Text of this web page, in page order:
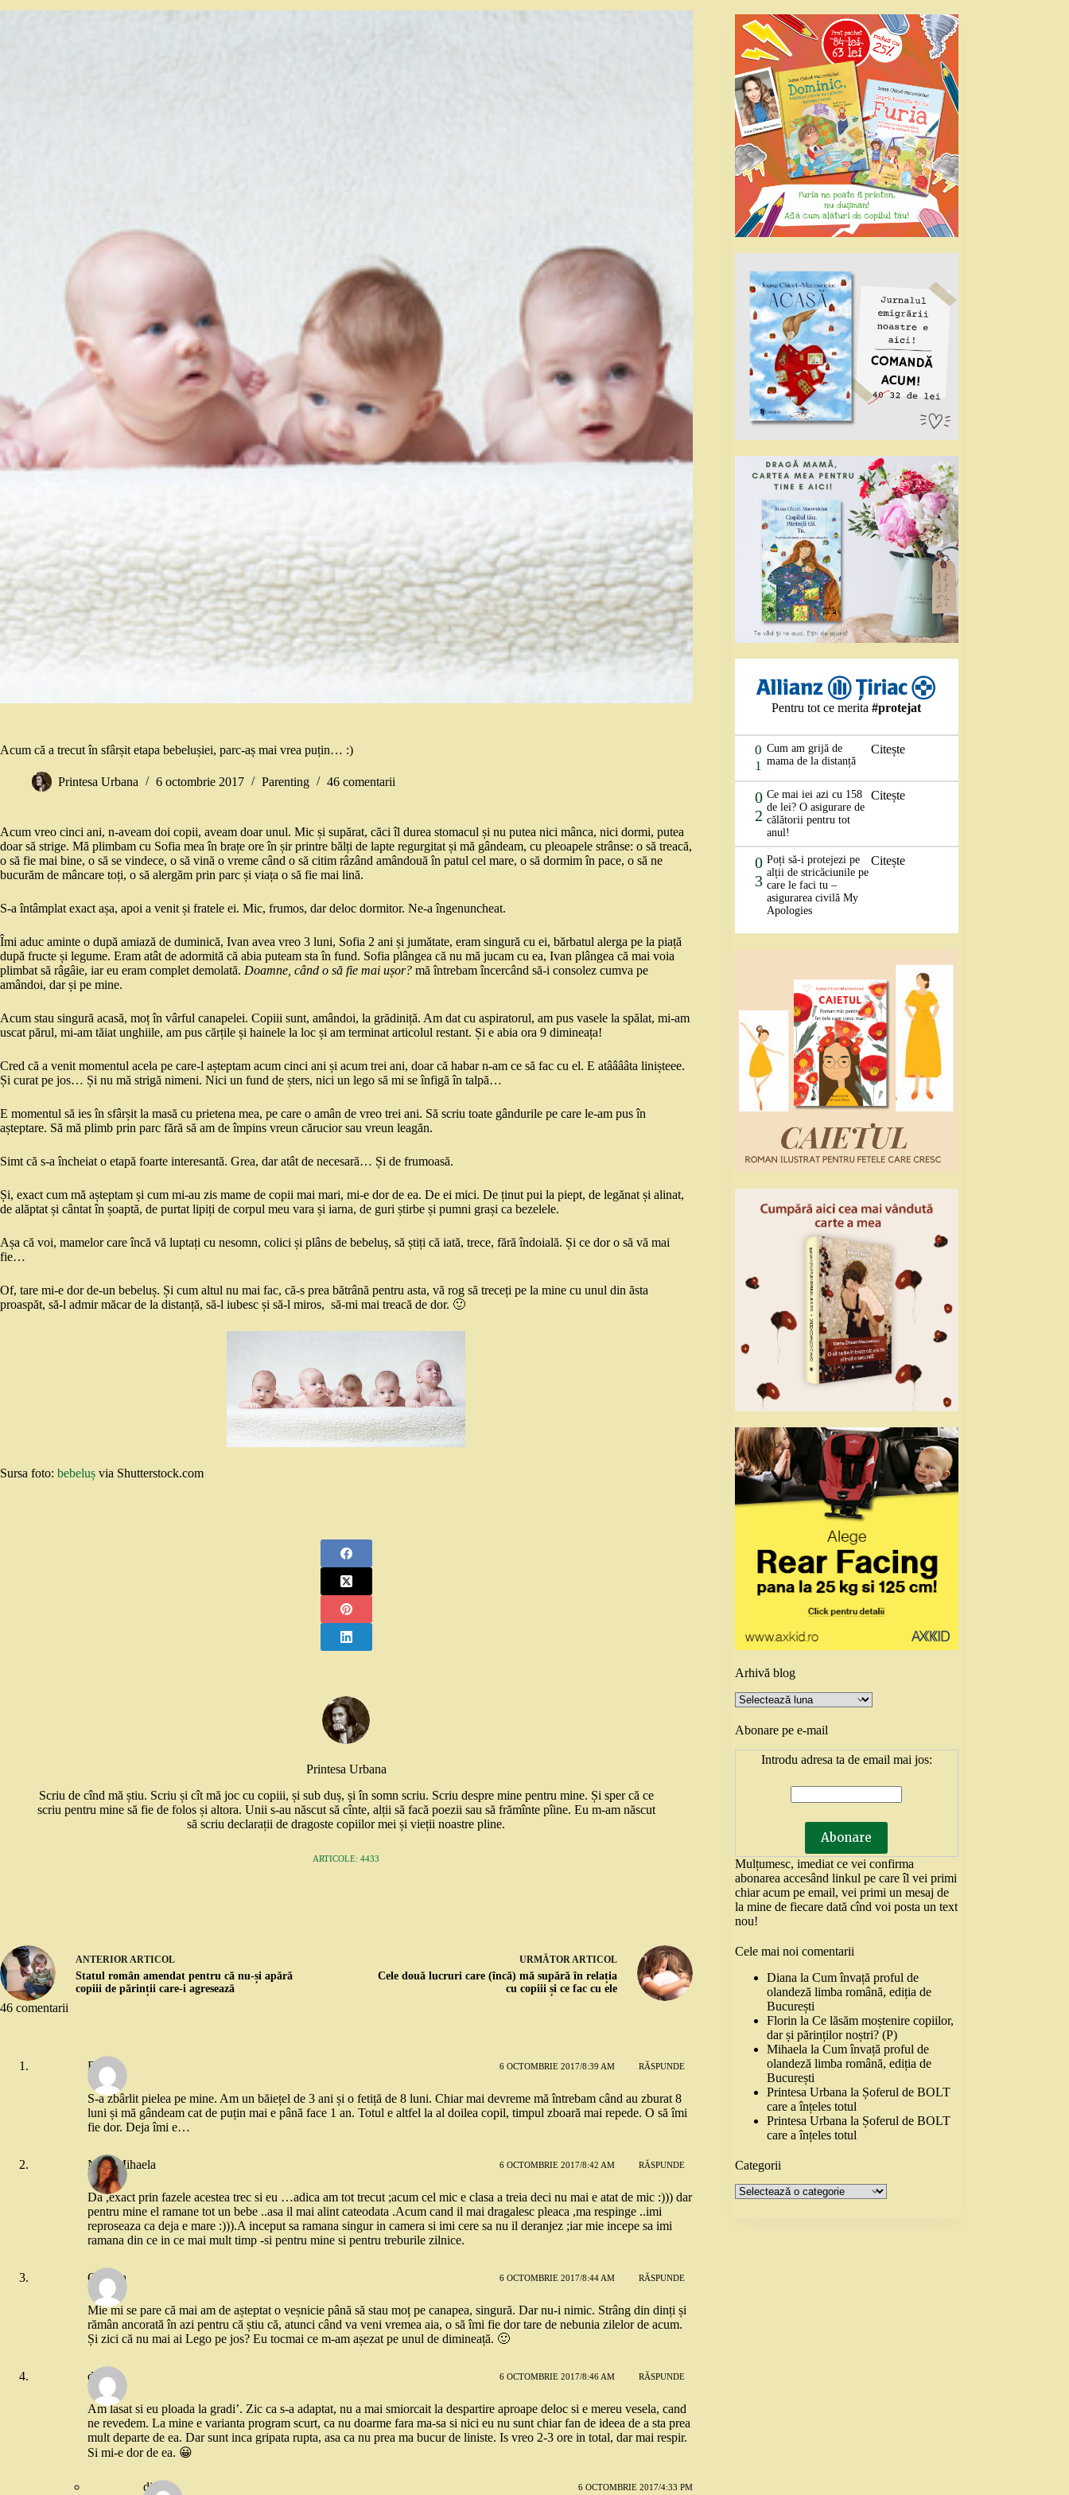
Acum că a trecut în sfârșit etapa bebelușiei, parc-aș mai vrea puțin… :)
Printesa Urbana 6 octombrie 2017 Parenting 46 comentarii
Acum vreo cinci ani, n-aveam doi copii, aveam doar unul. Mic și supărat, căci îl durea stomacul și nu putea nici mânca, nici dormi, putea
doar să strige. Mă plimbam cu Sofia mea în brațe ore în șir printre bălți de lapte regurgitat și mă gândeam, cu pleoapele strânse: o să treacă,
o să fie mai bine, o să se vindece, o să vină o vreme când o să citim râzând amândouă în patul cel mare, o să dormim în pace, o să ne
bucurăm de mâncare toți, o să alergăm prin parc și viața o să fie mai lină.
S-a întâmplat exact așa, apoi a venit și fratele ei. Mic, frumos, dar deloc dormitor. Ne-a îngenuncheat.
Îmi aduc aminte o după amiază de duminică, Ivan avea vreo 3 luni, Sofia 2 ani și jumătate, eram singură cu ei, bărbatul alerga pe la piață
după fructe și legume. Eram atât de adormită că abia puteam sta în fund. Sofia plângea că nu mă jucam cu ea, Ivan plângea că mai voia
plimbat să râgâie, iar eu eram complet demolată. Doamne, când o să fie mai ușor? mă întrebam încercând să-i consolez cumva pe
amândoi, dar și pe mine.
Acum stau singură acasă, moț în vârful canapelei. Copiii sunt, amândoi, la grădiniță. Am dat cu aspiratorul, am pus vasele la spălat, mi-am
uscat părul, mi-am tăiat unghiile, am pus cărțile și hainele la loc și am terminat articolul restant. Și e abia ora 9 dimineața!
Cred că a venit momentul acela pe care-l așteptam acum cinci ani și acum trei ani, doar că habar n-am ce să fac cu el. E atââââta linișteee.
Și curat pe jos… Și nu mă strigă nimeni. Nici un fund de șters, nici un lego să mi se înfigă în talpă…
E momentul să ies în sfârșit la masă cu prietena mea, pe care o amân de vreo trei ani. Să scriu toate gândurile pe care le-am pus în
așteptare. Să mă plimb prin parc fără să am de împins vreun cărucior sau vreun leagăn.
Simt că s-a încheiat o etapă foarte interesantă. Grea, dar atât de necesară… Și de frumoasă.
Și, exact cum mă așteptam și cum mi-au zis mame de copii mai mari, mi-e dor de ea. De ei mici. De ținut pui la piept, de legănat și alinat,
de alăptat și cântat în șoaptă, de purtat lipiți de corpul meu vara și iarna, de guri știrbe și pumni grași ca bezelele.
Așa că voi, mamelor care încă vă luptați cu nesomn, colici și plâns de bebeluș, să știți că iată, trece, fără îndoială. Și ce dor o să vă mai
fie…
Of, tare mi-e dor de-un bebeluș. Și cum altul nu mai fac, că-s prea bătrână pentru asta, vă rog să treceți pe la mine cu unul din ăsta
proaspăt, să-l admir măcar de la distanță, să-l iubesc și să-l miros, să-mi mai treacă de dor. 🙂
Sursa foto: bebeluș via Shutterstock.com
Printesa Urbana
Scriu de cînd mă știu. Scriu și cît mă joc cu copiii, și sub duș, și în somn scriu. Scriu despre mine pentru mine. Și sper că ce
scriu pentru mine să fie de folos și altora. Unii s-au născut să cînte, alții să facă poezii sau să frămînte pîine. Eu m-am născut
să scriu declarații de dragoste copiilor mei și vieții noastre pline.
ARTICOLE: 4433
ANTERIOR ARTICOL
Statul român amendat pentru că nu-și apără
copiii de părinții care-i agresează
URMĂTOR ARTICOL
Cele două lucruri care (încă) mă supără în relația
cu copiii și ce fac cu ele
46 comentarii
Raluca 6 OCTOMBRIE 2017/8:39 AM RĂSPUNDE
S-a zbârlit pielea pe mine. Am un băiețel de 3 ani și o fetiță de 8 luni. Chiar mai devreme mă întrebam când au zburat 8
luni și mă gândeam cat de puțin mai e până face 1 an. Totul e altfel la al doilea copil, timpul zboară mai repede. O să îmi
fie dor. Deja îmi e…
Naty Mihaela 6 OCTOMBRIE 2017/8:42 AM RĂSPUNDE
Da ,exact prin fazele acestea trec si eu …adica am tot trecut ;acum cel mic e clasa a treia deci nu mai e atat de mic :))) dar
pentru mine el ramane tot un bebe ..asa il mai alint cateodata .Acum cand il mai dragalesc pleaca ,ma respinge ..imi
reproseaza ca deja e mare :))).A inceput sa ramana singur in camera si imi cere sa nu il deranjez ;iar mie incepe sa imi
ramana din ce in ce mai mult timp -si pentru mine si pentru treburile zilnice.
Cristina 6 OCTOMBRIE 2017/8:44 AM RĂSPUNDE
Mie mi se pare că mai am de așteptat o veșnicie până să stau moț pe canapea, singură. Dar nu-i nimic. Strâng din dinți și
rămân ancorată în azi pentru că știu că, atunci când va veni vremea aia, o să îmi fie dor tare de nebunia zilelor de acum.
Și zici că nu mai ai Lego pe jos? Eu tocmai ce m-am așezat pe unul de dimineață. 🙂
dojo 6 OCTOMBRIE 2017/8:46 AM RĂSPUNDE
Am lasat si eu ploada la gradi’. Zic ca s-a adaptat, nu a mai smiorcait la despartire aproape deloc si e mereu vesela, cand
ne revedem. La mine e varianta program scurt, ca nu doarme fara ma-sa si nici eu nu sunt chiar fan de ideea de a sta prea
mult departe de ea. Dar sunt inca gripata rupta, asa ca nu prea ma bucur de liniste. Is vreo 2-3 ore in total, dar mai respir.
Si mi-e dor de ea. 😀
dio 6 OCTOMBRIE 2017/4:33 PM
Pentru tot ce merita#protejat
0
1
Cum am grijă de
mama de la distanță
Citește
0
2
Ce mai iei azi cu 158
de lei? O asigurare de
călătorii pentru tot
anul!
Citește
0
3
Poți să-i protejezi pe
alții de stricăciunile pe
care le faci tu –
asigurarea civilă My
Apologies
Citește
Arhivă blog
Arhivă
blog
Abonare pe e-mail
Introdu adresa ta de email mai jos:
Mulțumesc, imediat ce vei confirma
abonarea accesând linkul pe care îl vei primi
chiar acum pe email, vei primi un mesaj de
la mine de fiecare dată cînd voi posta un text
nou!
Cele mai noi comentarii
Diana laCum învață proful de
olandeză limba română, ediția de
București
Florin laCe lăsăm moștenire copiilor,
dar și părinților noștri? (P)
Mihaela laCum învață proful de
olandeză limba română, ediția de
București
Printesa Urbana la Șoferul de BOLT
care a înțeles totul
Printesa Urbana la Șoferul de BOLT
care a înțeles totul
Categorii
Categorii